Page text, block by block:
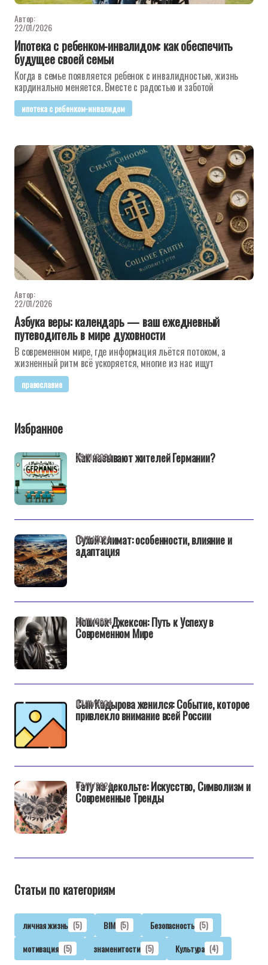
Автор:
22/01/2026
Ипотека с ребенком-инвалидом: как обеспечить
будущее своей семьи
Когда в семье появляется ребенок с инвалидностью, жизнь
кардинально меняется. Вместе с радостью и заботой
ипотека с ребенком-инвалидом
Автор:
22/01/2026
Азбука веры: календарь — ваш ежедневный
путеводитель в мире духовности
В современном мире, где информация льётся потоком, а
жизненный ритм всё ускоряется, многие из нас ищут
православие
Избранное
Как называют жителей Германии?
29/11/2024
Сухой климат: особенности, влияние и
адаптация
10/11/2024
Новичок Джексон: Путь к Успеху в
Современном Мире
07/11/2024
Сын Кадырова женился: Событие, которое
привлекло внимание всей России
07/11/2024
Тату на декольте: Искусство, Символизм и
Современные Тренды
07/11/2024
Статьи по категориям
личная жизнь (5) BIM (5) Безопасность (5)
мотивация (5) знаменитости (5) Культура (4)